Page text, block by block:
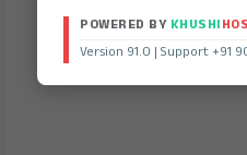
POWERED BY KHUSHI
Version 91.0 | Support +91